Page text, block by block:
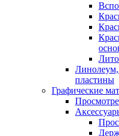
пластины
Графические